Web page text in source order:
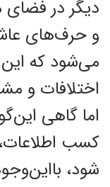
دیگر در فضای
و حرف‌های
می‌شود که
اختلافات و
اما گاهی
کسب
شود،